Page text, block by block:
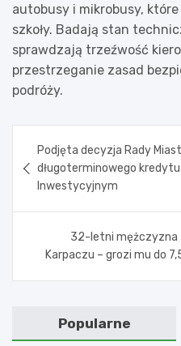
autobusy i mikrobusy,
szkoły. Badają stan
sprawdzają trzeźwość
przestrzeganie zasad
podróży.
wpisu
Podjęta decyzja Rady
długoterminowego
Inwestycyjnym
32-letni mężczyzna
Karpaczu – grozi mu do
Popularne